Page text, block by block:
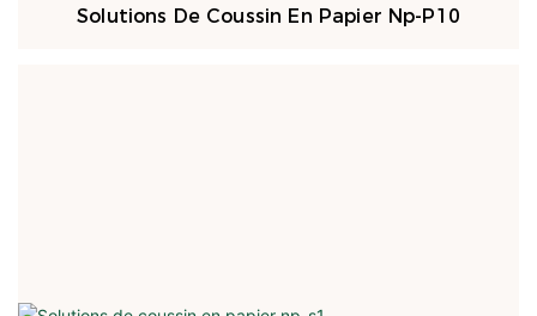
Solutions De Coussin En Papier Np-P10